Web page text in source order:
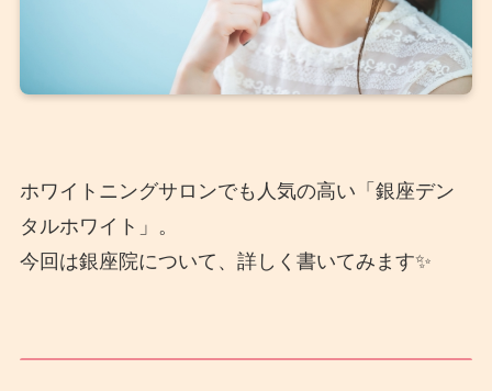
ホワイトニングサロンでも人気の高い「銀座デン
タルホワイト」。
今回は銀座院について、詳しく書いてみます✨